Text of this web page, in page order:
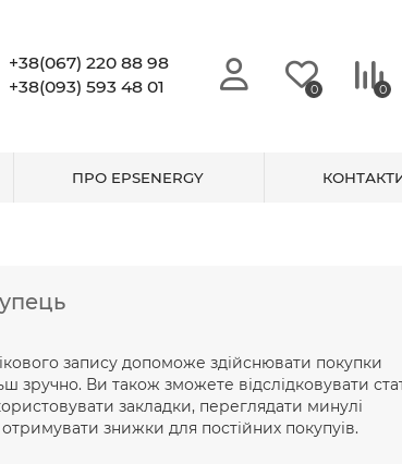
+38(067) 220 88 98
+38(093) 593 48 01
0 0
ПРО EPSENERGY
запису допоможе здійснювати покупки
зручно. Ви також зможете відслідковувати
закладки, переглядати минулі
знижки для постійних покупуів.